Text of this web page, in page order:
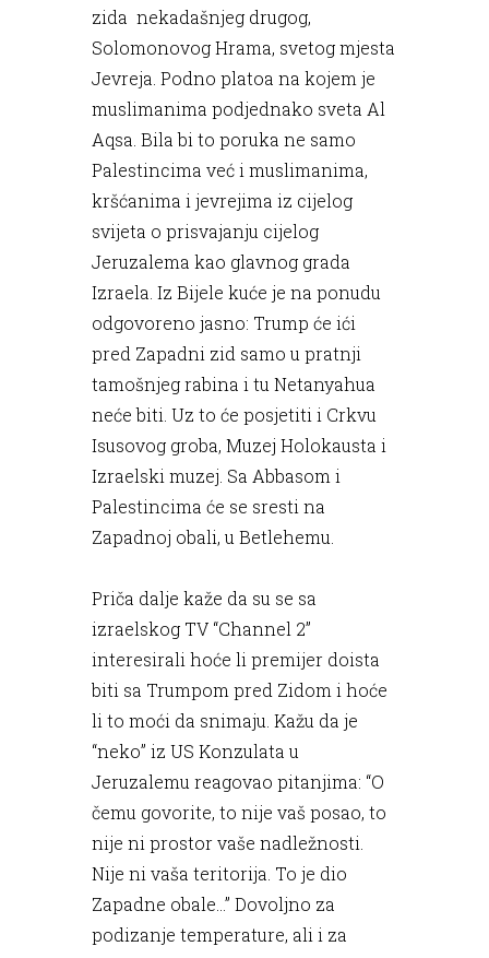
zida nekadašnjeg drugog,
Solomonovog Hrama, svetog mjesta
Jevreja. Podno platoa na kojem je
muslimanima podjednako sveta Al
Aqsa. Bila bi to poruka ne samo
Palestincima već i muslimanima,
kršćanima i jevrejima iz cijelog
svijeta o prisvajanju cijelog
Jeruzalema kao glavnog grada
Izraela. Iz Bijele kuće je na ponudu
odgovoreno jasno: Trump će ići
pred Zapadni zid samo u pratnji
tamošnjeg rabina i tu Netanyahua
neće biti. Uz to će posjetiti i Crkvu
Isusovog groba, Muzej Holokausta i
Izraelski muzej. Sa Abbasom i
Palestincima će se sresti na
Zapadnoj obali, u Betlehemu.
Priča dalje kaže da su se sa
izraelskog TV “Channel 2”
interesirali hoće li premijer doista
biti sa Trumpom pred Zidom i hoće
li to moći da snimaju. Kažu da je
“neko” iz US Konzulata u
Jeruzalemu reagovao pitanjima: “O
čemu govorite, to nije vaš posao, to
nije ni prostor vaše nadležnosti.
Nije ni vaša teritorija. To je dio
Zapadne obale...” Dovoljno za
podizanje temperature, ali i za